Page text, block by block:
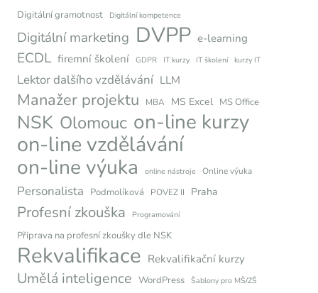
Digitální gramotnost Digitální kompetence
Digitální marketing DVPP e-learning
ECDL firemní školení GDPR IT kurzy IT školení kurzy IT
Lektor dalšího vzdělávání LLM
Manažer projektu MBA MS Excel MS Office
NSK Olomouc on-line kurzy
on-line vzdělávání
on-line výuka online nástroje Online výuka
Personalista Podmolíková POVEZ II Praha
Profesní zkouška Programování
Připrava na profesní zkoušky dle NSK
Rekvalifikace Rekvalifikační kurzy
Umělá inteligence WordPress Šablony pro MŠ/ZŠ